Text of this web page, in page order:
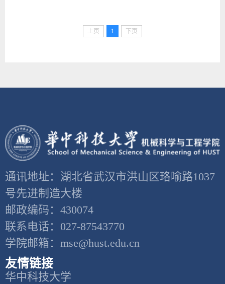
上页 1 下页
通讯地址：湖北省武汉市洪山区珞喻路1037
号先进制造大楼
邮政编码：430074
联系电话：027-87543770
学院邮箱：mse@hust.edu.cn
友情链接
华中科技大学